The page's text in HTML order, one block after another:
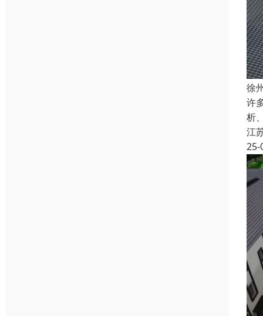
徐
许
析
江
25-